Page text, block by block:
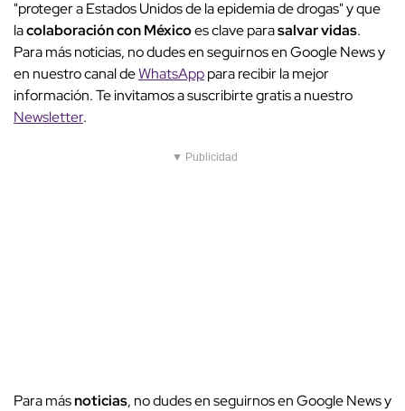
"proteger a Estados Unidos de la epidemia de drogas" y que
lacolaboración con Méxicoes clave parasalvar vidas.
Para más noticias, no dudes en seguirnos en Google News y
en nuestro canal deWhatsApppara recibir la mejor
información. Te invitamos a suscribirte gratis a nuestro
Newsletter.
▼ Publicidad
Para másnoticias, no dudes en seguirnos en Google News y